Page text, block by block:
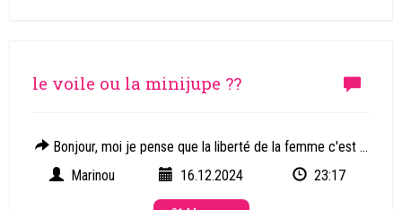
le voile ou la minijupe ??
Bonjour, moi je pense que la liberté de la femme c'est ...
Marinou
16.12.2024 23:17